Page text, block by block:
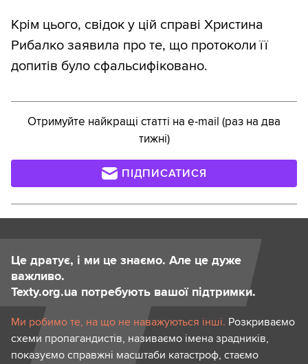
Крім цього, свідок у цій справі Христина
Рибалко заявила про те, що протоколи її
допитів було сфальсифіковано.
Отримуйте найкращі статті на e-mail (раз на два
тижні)
ПІДПИСАТИСЯ
Це дратує, і ми це знаємо. Але це дуже
важливо.
Texty.org.ua потребують вашої підтримки.
Ми робимо те, на що не наважуються інші. Розкриваємо
схеми пропагандистів, називаємо імена зрадників,
показуємо справжні масштаби катастроф, стаємо